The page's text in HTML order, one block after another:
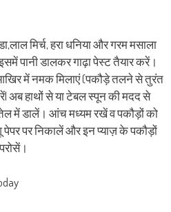
मिर्च, हरा धनिया और गरम मसाला
पानी डालकर गाढ़ा पेस्ट तैयार करें।
में नमक मिलाएं (पकौड़े तलने से तुरंत
अब हाथों से या टेबल स्पून की मदद से
में डालें। आंच मध्यम रखें व पकौड़ों को
पर निकालें और इन प्याज़ के पकौड़ों